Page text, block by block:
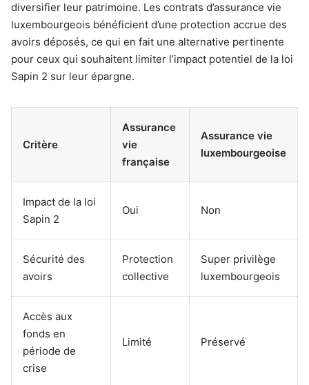
diversifier leur patrimoine. Les contrats d’assurance vie
luxembourgeois bénéficient d’une protection accrue des
avoirs déposés, ce qui en fait une alternative pertinente
pour ceux qui souhaitent limiter l’impact potentiel de la loi
Sapin 2 sur leur épargne.
Critère
Assurance
vie
française
Assurance vie
luxembourgeoise
Impact de la loi
Sapin 2
Oui Non
Sécurité des
avoirs
Protection
collective
Super privilège
luxembourgeois
Accès aux
fonds en
période de
crise
Limité Préservé